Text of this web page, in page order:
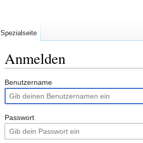
Anmelden
Zur
Navigation
springen
Zur
Suche
springen
Benutzername
Passwort
Spezialseite